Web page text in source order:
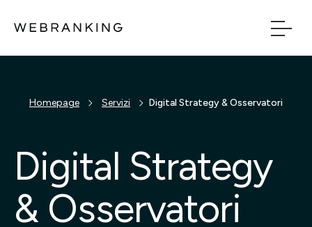
Build
Bridge
Tech
Homepage Servizi Digital Strategy & Osservatori
Digital Strategy
& Osservatori